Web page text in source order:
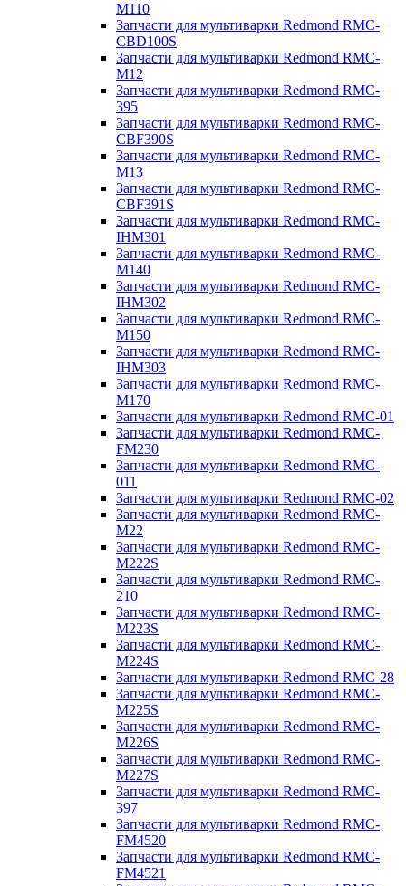
M110
Запчасти для мультиварки Redmond RMC-
CBD100S
Запчасти для мультиварки Redmond RMC-
M12
Запчасти для мультиварки Redmond RMC-
395
Запчасти для мультиварки Redmond RMC-
CBF390S
Запчасти для мультиварки Redmond RMC-
M13
Запчасти для мультиварки Redmond RMC-
CBF391S
Запчасти для мультиварки Redmond RMC-
IHM301
Запчасти для мультиварки Redmond RMC-
M140
Запчасти для мультиварки Redmond RMC-
IHM302
Запчасти для мультиварки Redmond RMC-
M150
Запчасти для мультиварки Redmond RMC-
IHM303
Запчасти для мультиварки Redmond RMC-
M170
Запчасти для мультиварки Redmond RMC-01
Запчасти для мультиварки Redmond RMC-
FM230
Запчасти для мультиварки Redmond RMC-
011
Запчасти для мультиварки Redmond RMC-02
Запчасти для мультиварки Redmond RMC-
M22
Запчасти для мультиварки Redmond RMC-
M222S
Запчасти для мультиварки Redmond RMC-
210
Запчасти для мультиварки Redmond RMC-
M223S
Запчасти для мультиварки Redmond RMC-
M224S
Запчасти для мультиварки Redmond RMC-28
Запчасти для мультиварки Redmond RMC-
M225S
Запчасти для мультиварки Redmond RMC-
M226S
Запчасти для мультиварки Redmond RMC-
M227S
Запчасти для мультиварки Redmond RMC-
397
Запчасти для мультиварки Redmond RMC-
FM4520
Запчасти для мультиварки Redmond RMC-
FM4521